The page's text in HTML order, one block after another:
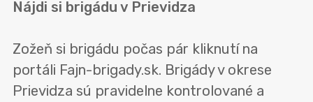
Nájdi si brigádu v Prievidza
Zožeň si brigádu počas pár kliknutí na
portáli Fajn-brigady.sk. Brigády v okrese
Prievidza sú pravidelne kontrolované a